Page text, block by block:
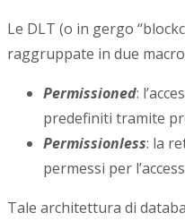
Le DLT (o in gergo
raggruppate in due
Permissioned:
predefiniti tramite
Permissionless: la
permessi per
Tale architettura di